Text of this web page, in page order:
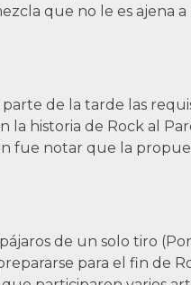
que no le es ajena
de la tarde las
la historia de Rock al
fue notar que la
de un solo tiro
para el fin de